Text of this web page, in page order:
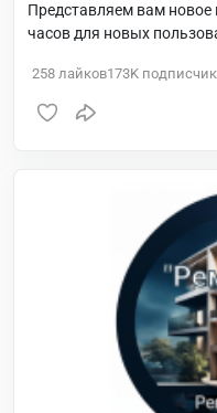
Представляем вам
часов для новых
258 лайков173K